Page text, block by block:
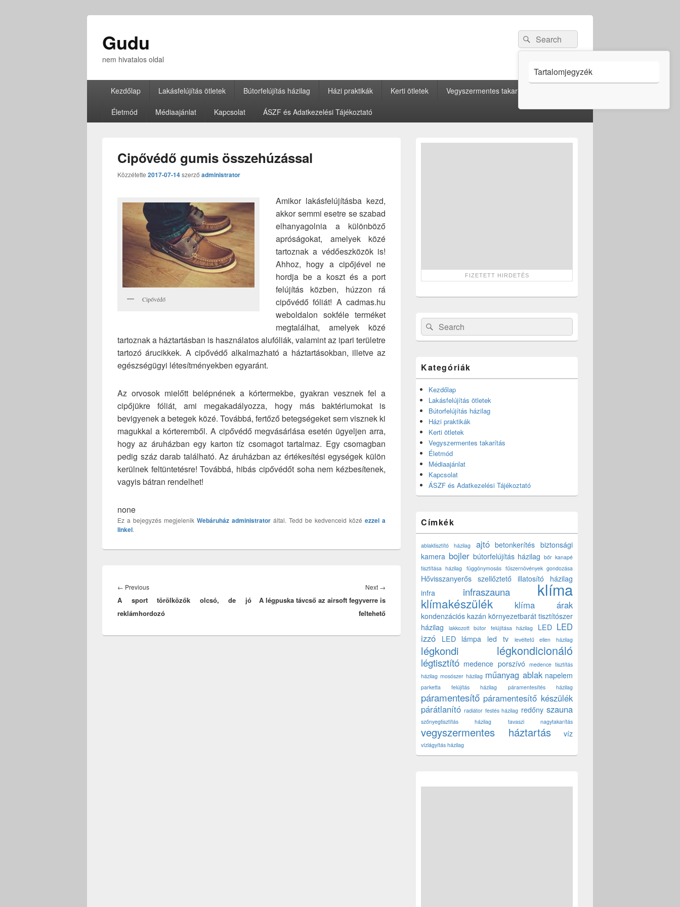
Gudu
nem hivatalos oldal
Search
for:
Search
Kezdőlap Lakásfelújítás ötletek Bútorfelújítás házilag Házi praktikák Kerti ötletek Vegyszermentes takarítás
Életmód Médiaajánlat Kapcsolat ÁSZF és Adatkezelési Tájékoztató
Cipővédő gumis összehúzással
Közzétette 2017-07-14szerző administrator
Cipővédő
Amikor lakásfelújításba kezd,
akkor semmi esetre se szabad
elhanyagolnia a különböző
apróságokat, amelyek közé
tartoznak a védőeszközök is!
Ahhoz, hogy a cipőjével ne
hordja be a koszt és a port
felújítás közben, húzzon rá
cipővédő fóliát! A cadmas.hu
weboldalon sokféle terméket
megtalálhat, amelyek közé
tartoznak a háztartásban is használatos alufóliák, valamint az ipari területre
tartozó árucikkek. A cipővédő alkalmazható a háztartásokban, illetve az
egészségügyi létesítményekben egyaránt.
Az orvosok mielőtt belépnének a kórtermekbe, gyakran vesznek fel a
cipőjükre fóliát, ami megakadályozza, hogy más baktériumokat is
bevigyenek a betegek közé. Továbbá, fertőző betegségeket sem visznek ki
magukkal a kórteremből. A cipővédő megvásárlása esetén ügyeljen arra,
hogy az áruházban egy karton tíz csomagot tartalmaz. Egy csomagban
pedig száz darab található. Az áruházban az értékesítési egységek külön
kerülnek feltüntetésre! Továbbá, hibás cipővédőt soha nem kézbesítenek,
vagyis bátran rendelhet!
none
Ez a bejegyzés megjelenik Webáruház administrator által. Tedd be kedvenceid közé ezzel a
linkel.
navigáció
← PreviousPrevious
post:
A sport törölközők olcsó, de jó
reklámhordozó
Next →
post:
A légpuska távcső az airsoft fegyverre is
feltehető
Primary
Search
for:
Search
Kategóriák
Kezdőlap
Lakásfelújítás ötletek
Bútorfelújítás házilag
Házi praktikák
Kerti ötletek
Vegyszermentes takarítás
Életmód
Médiaajánlat
Kapcsolat
ÁSZF és Adatkezelési Tájékoztató
Címkék
ablaktisztító házilag ajtó betonkerítés biztonsági
kamera bojler bútorfelújítás házilag bőr kanapé
tisztítása házilag függönymosás fűszernövények gondozása
Hővisszanyerős szellőztető illatosító házilag
infra
infraszauna klíma
klímakészülék klíma árak
kondenzációs kazán környezetbarát tisztítószer
házilag
lakkozott bútor felújítása házilag LED LED
izzó
LED lámpa led tv levéltetű ellen házilag
légkondi légkondicionáló
légtisztító medence porszívó medence tisztítás
házilag mosószer házilag műanyag ablak napelem
parketta felújítás házilag páramentesítés házilag
páramentesítő páramentesítő készülék
párátlanító radiátor festés házilag redőny szauna
szőnyegtisztítás házilag tavaszi nagytakarítás
vegyszermentes háztartás víz
vízlágyítás házilag
Tartalomjegyzék